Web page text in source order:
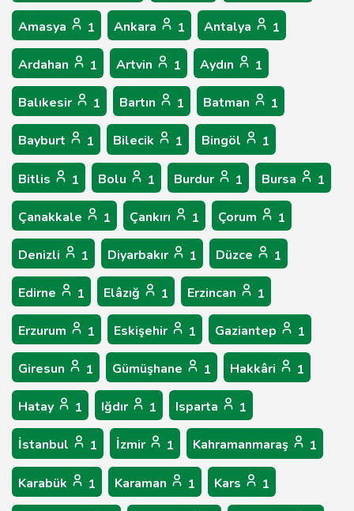
Amasya 1 Ankara 1 Antalya 1
Ardahan 1 Artvin 1 Aydın 1
Balıkesir 1 Bartın 1 Batman 1
Bayburt 1 Bilecik 1 Bingöl 1
Bitlis 1 Bolu 1 Burdur 1 Bursa 1
Çanakkale 1 Çankırı 1 Çorum 1
Denizli 1 Diyarbakır 1 Düzce 1
Edirne 1 Elâzığ 1 Erzincan 1
Erzurum 1 Eskişehir 1 Gaziantep 1
Giresun 1 Gümüşhane 1 Hakkâri 1
Hatay 1 Iğdır 1 Isparta 1
İstanbul 1 İzmir 1 Kahramanmaraş 1
Karabük 1 Karaman 1 Kars 1